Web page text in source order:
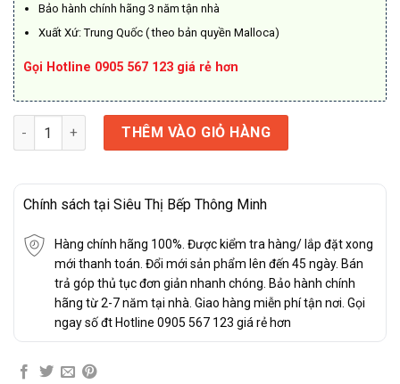
Bảo hành chính hãng 3 năm tận nhà
Xuất Xứ: Trung Quốc ( theo bản quyền Malloca)
Gọi Hotline 0905 567 123 giá rẻ hơn
Bếp Malloca 1 điện và 1 từ MH-732 IRN số lượng
THÊM VÀO GIỎ HÀNG
Chính sách tại Siêu Thị Bếp Thông Minh
Hàng chính hãng 100%. Được kiểm tra hàng/ lắp đặt xong
mới thanh toán. Đổi mới sản phẩm lên đến 45 ngày. Bán
trả góp thủ tục đơn giản nhanh chóng. Bảo hành chính
hãng từ 2-7 năm tại nhà. Giao hàng miễn phí tận nơi. Gọi
ngay số đt Hotline 0905 567 123 giá rẻ hơn